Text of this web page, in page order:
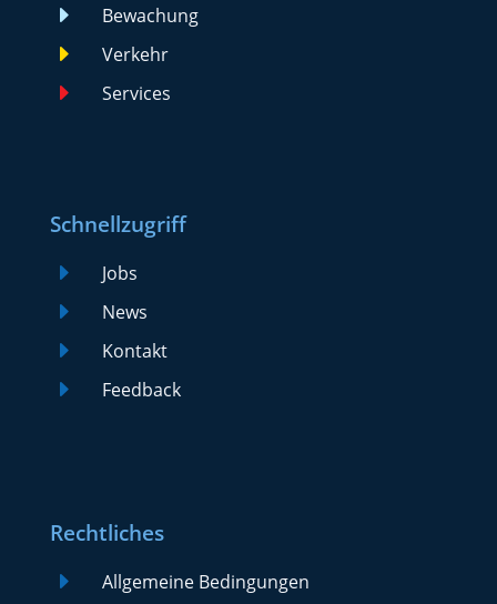
E
Bewachung
E Verkehr
E Services
Schnellzugriff
E
Jobs
E News
E Kontakt
E Feedback
Rechtliches
E
Allgemeine Bedingungen